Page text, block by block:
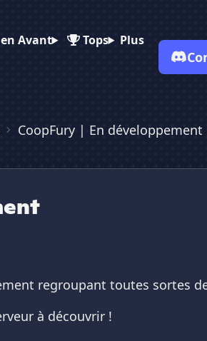
Avant Tops Plus
CoopFury | En développement
regroupant toutes sortes
à découvrir !
CoopFury | En dév...
CoopFury | En d...
| En dév...